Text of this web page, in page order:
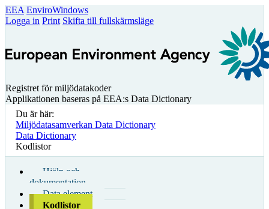
EEA EnviroWindows
Logga in Print Skifta till fullskärmsläge
Registret för miljödatakoder
Applikationen baseras på EEA:s Data Dictionary
Du är här:
Miljödatasamverkan Data Dictionary
Data Dictionary
Kodlistor
Hjälp och
dokumentation
Data element
Kodlistor